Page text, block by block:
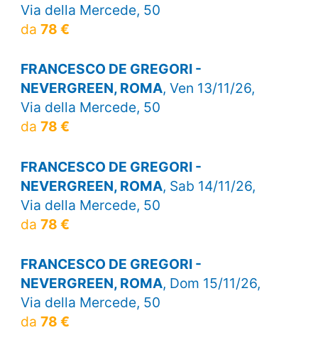
Via della Mercede, 50
da 78 €
FRANCESCO DE GREGORI -
NEVERGREEN, ROMA, Ven 13/11/26,
Via della Mercede, 50
da 78 €
FRANCESCO DE GREGORI -
NEVERGREEN, ROMA, Sab 14/11/26,
Via della Mercede, 50
da 78 €
FRANCESCO DE GREGORI -
NEVERGREEN, ROMA, Dom 15/11/26,
Via della Mercede, 50
da 78 €